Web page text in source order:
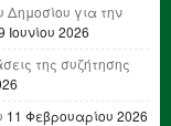
για την
Ιουνίου 2026
της συζήτησης
11 Φεβρουαρίου 2026